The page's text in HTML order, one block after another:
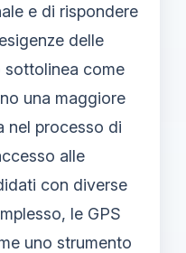
e di rispondere
delle
sottolinea come
una maggiore
nel processo di
alle
con diverse
le GPS
uno strumento